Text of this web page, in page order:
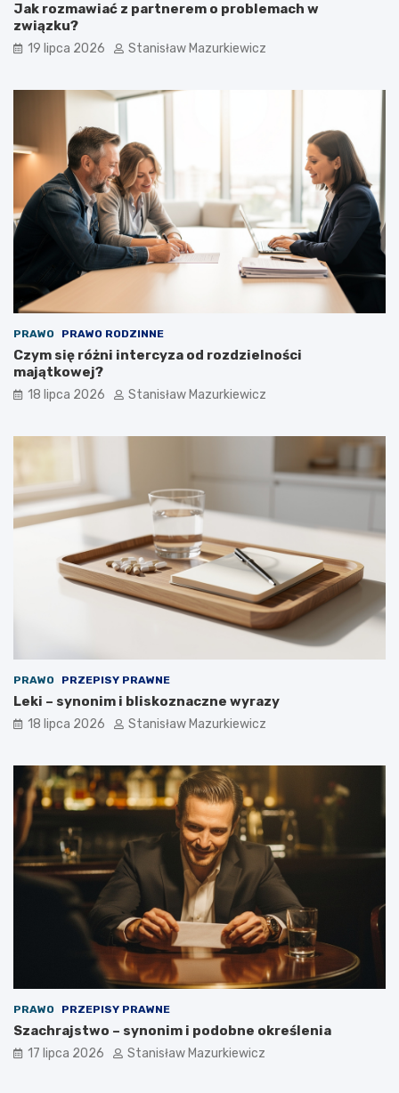
Jak rozmawiać z partnerem o problemach w
związku?
19 lipca 2026 Stanisław Mazurkiewicz
PRAWO PRAWO RODZINNE
Czym się różni intercyza od rozdzielności
majątkowej?
18 lipca 2026 Stanisław Mazurkiewicz
PRAWO PRZEPISY PRAWNE
Leki – synonim i bliskoznaczne wyrazy
18 lipca 2026 Stanisław Mazurkiewicz
PRAWO PRZEPISY PRAWNE
Szachrajstwo – synonim i podobne określenia
17 lipca 2026 Stanisław Mazurkiewicz